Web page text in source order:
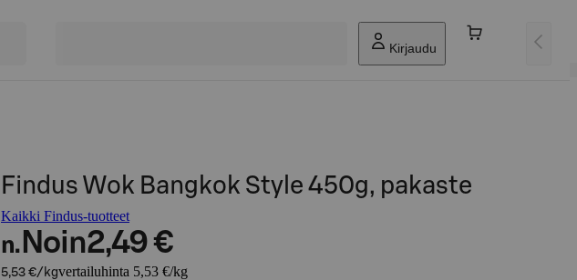
Kirjaudu
Findus Wok Bangkok Style 450g, pakaste
Kaikki Findus-tuotteet
n. Noin2,49 €
5,53 €/kgvertailuhinta 5,53 €/kg